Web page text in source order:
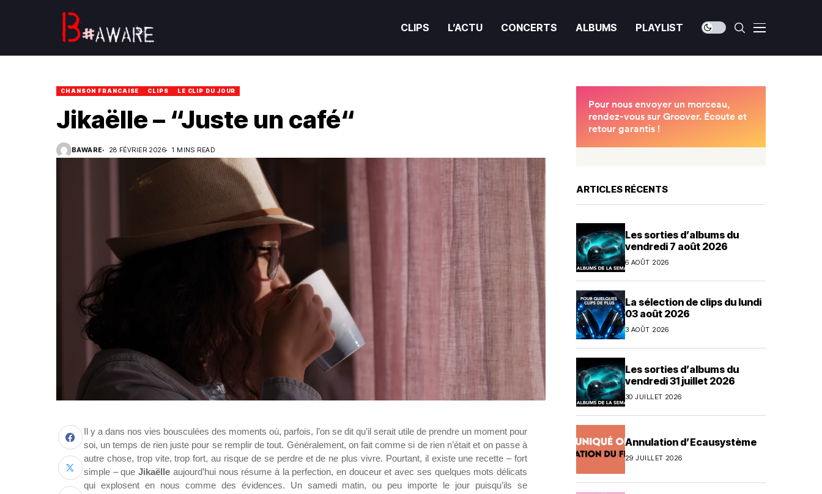
CLIPS L’ACTU CONCERTS ALBUMS PLAYLIST
CHANSON FRANCAISE CLIPS LE CLIP DU JOUR
Jikaëlle – “Juste un café“
BAWARE 28 FÉVRIER 2026 1 MINS READ
Il y a dans nos vies bousculées des moments où, parfois, l’on se dit qu’il serait utile de prendre un moment pour
soi, un temps de rien juste pour se remplir de tout. Généralement, on fait comme si de rien n’était et on passe à
autre chose, trop vite, trop fort, au risque de se perdre et de ne plus vivre. Pourtant, il existe une recette – fort
simple – queJikaëlle aujourd’hui nous résume à la perfection, en douceur et avec ses quelques mots délicats
qui explosent en nous comme des évidences. Un samedi matin, ou peu importe le jour puisqu’ils se
ARTICLES RÉCENTS
Les sorties d’albums du
vendredi 7 août 2026
6 AOÛT 2026
La sélection de clips du lundi
03 août 2026
3 AOÛT 2026
Les sorties d’albums du
vendredi 31 juillet 2026
30 JUILLET 2026
Annulation d’Ecausystème
29 JUILLET 2026